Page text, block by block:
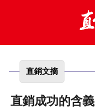
直銷文摘
直銷成功的含義